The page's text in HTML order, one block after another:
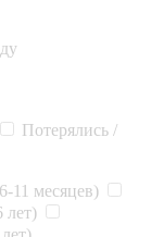
Потерялись /
11 месяцев)
лет)